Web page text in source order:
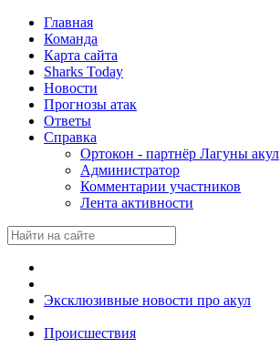
Главная
Команда
Карта сайта
Sharks Today
Новости
Прогнозы атак
Ответы
Справка
Ортокон - партнёр Лагуны акул
Администратор
Комментарии участников
Лента активности
Эксклюзивные новости про акул
Происшествия